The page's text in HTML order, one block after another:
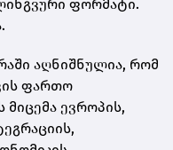
ფორმატი.
აღნიშნულია, რომ
ფართო
ევროპის,